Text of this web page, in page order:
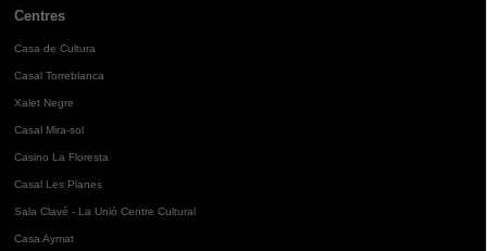
Centres
Casa de Cultura
Casal Torreblanca
Xalet Negre
Casal Mira-sol
Casino La Floresta
Casal Les Planes
Sala Clavé - La Unió Centre Cultural
Casa Aymat